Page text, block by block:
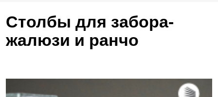
Столбы для забора-
жалюзи и ранчо